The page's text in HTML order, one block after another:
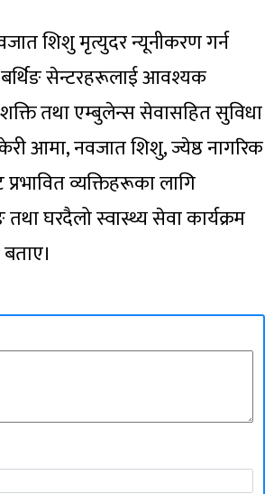
शिशु मृत्युदर न्यूनीकरण गर्न
सेन्टरहरूलाई आवश्यक
तथा एम्बुलेन्स सेवासहित सुविधा
आमा, नवजात शिशु, ज्येष्ठ नागरिक
व्यक्तिहरूका लागि
घरदैलो स्वास्थ्य सेवा कार्यक्रम